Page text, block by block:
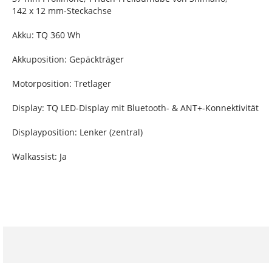
142 x 12 mm-Steckachse
Akku: TQ 360 Wh
Akkuposition: Gepäckträger
Motorposition: Tretlager
Display: TQ LED-Display mit Bluetooth- & ANT+-Konnektivität
Displayposition: Lenker (zentral)
Walkassist: Ja